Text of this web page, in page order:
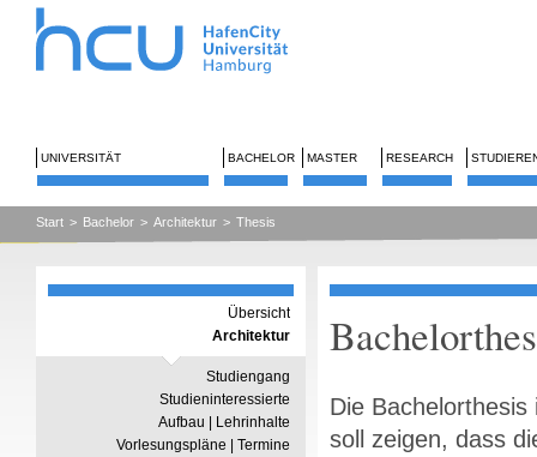
UNIVERSITÄT BACHELOR MASTER RESEARCH
Start > Bachelor > Architektur > Thesis
Übersicht
Architektur
Studiengang
Studieninteressierte
Aufbau | Lehrinhalte
Vorlesungspläne | Termine
Die
soll zeigen, dass